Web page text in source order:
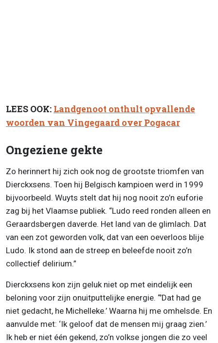
LEES OOK: Landgenoot onthult opvallende
woorden van Vingegaard over Pogacar
Ongeziene gekte
Zo herinnert hij zich ook nog de grootste triomfen van
Dierckxsens. Toen hij Belgisch kampioen werd in 1999
bijvoorbeeld. Wuyts stelt dat hij nog nooit zo’n euforie
zag bij het Vlaamse publiek. “Ludo reed ronden alleen en
Geraardsbergen daverde. Het land van de glimlach. Dat
van een zot geworden volk, dat van een oeverloos blije
Ludo. Ik stond aan de streep en beleefde nooit zo’n
collectief delirium.”
Dierckxsens kon zijn geluk niet op met eindelijk een
beloning voor zijn onuitputtelijke energie. “’Dat had ge
niet gedacht, he Michelleke.’ Waarna hij me omhelsde. En
aanvulde met: ‘Ik geloof dat de mensen mij graag zien.’
Ik heb er niet één gekend, zo’n volkse jongen die zo veel